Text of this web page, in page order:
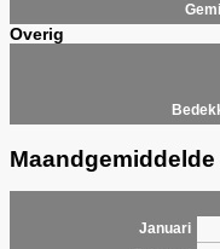
Overig
Januari